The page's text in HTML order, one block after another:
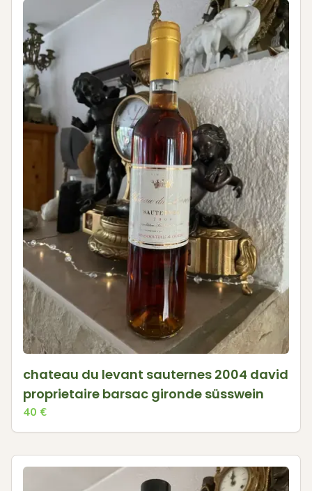
chateau du levant sauternes 2004 david
proprietaire barsac gironde süsswein
40 €